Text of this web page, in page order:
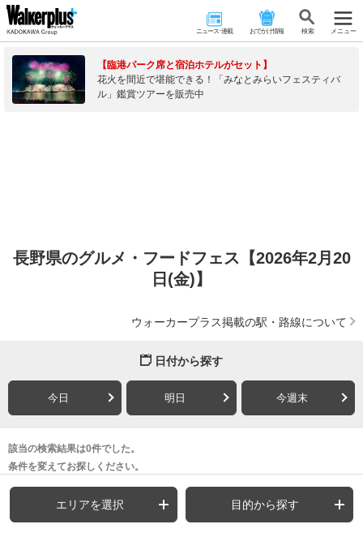
ニュース･連載 おでかけ情報 検 索 メニュー
【臨港パーク席と宿泊ホテルがセット】
花火を間近で堪能できる！「みなとみらいフェスティバ
ル」鑑賞ツアーを販売中
長野県のグルメ・フードフェス【2026年2月20
日(金)】
ウォーカープラス掲載の駅・路線について
日付から探す
今日 明日 今週末
該当の検索結果は0件でした。
条件を変えてお探しください。
エリアを選択 目的から探す